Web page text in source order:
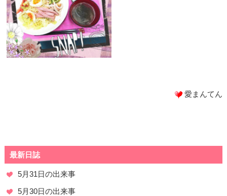
愛まんてん
最新日誌
5月31日の出来事
5月30日の出来事